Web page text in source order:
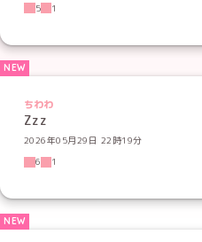
5
1
ちわわ
Zzz
2026年05月29日 22時19分
6
1